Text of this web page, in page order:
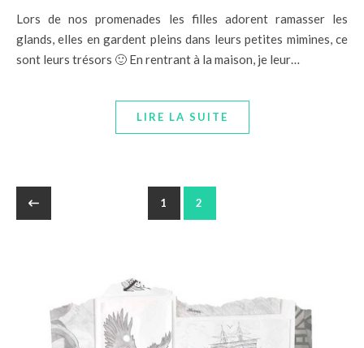
Lors de nos promenades les filles adorent ramasser les
glands, elles en gardent pleins dans leurs petites mimines, ce
sont leurs trésors 🙂 En rentrant à la maison, je leur…
LIRE LA SUITE
1 2